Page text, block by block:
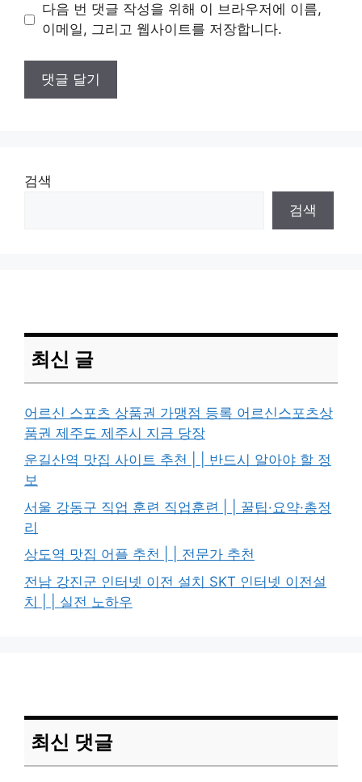
트
다음 번 댓글 작성을 위해 이 브라우저에 이름,
이메일, 그리고 웹사이트를 저장합니다.
검색
검색
최신 글
어르신 스포츠 상품권 가맹점 등록 어르신스포츠상
품권 제주도 제주시 지금 당장
운길산역 맛집 사이트 추천 | | 반드시 알아야 할 정
보
서울 강동구 직업 훈련 직업훈련 | | 꿀팁·요약·총정
리
상도역 맛집 어플 추천 | | 전문가 추천
전남 강진군 인터넷 이전 설치 SKT 인터넷 이전설
치 | | 실전 노하우
최신 댓글